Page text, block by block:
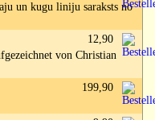
un kugu liniju saraksts no
von Christian
12,90
199,90